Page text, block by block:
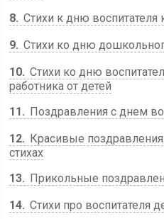
8 Стихи к дню воспитателя
9 Стихи ко дню
10 Стихи ко дню
работника от детей
11
Поздравления с днем
12
Красивые
стихах
13
Прикольные
14 Стихи про воспитателя